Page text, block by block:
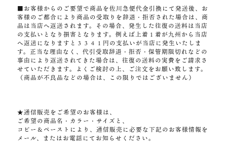
■お客様からのご要望で商品を佐川急便代金引換にて発送後、お
客様のご都合により商品の受取りを辞退・拒否された場合は、商
品は当店へ返送されます。その場合、発生した往復の送料は当店
の支払いとなり損害となります。例えば上着１着が九州から当店
へ返送になりますと３３４１円の支払いが当店に発生いたしま
す。正当な理由なく、代引受取辞退・拒否・保管期限切れなどの
事由により返送されてきた場合は、往復の送料の実費をご請求さ
せていただきます。よくご検討の上、ご注文をお願い致します。
（商品が不良品などの場合は、この限りではございません）
★通信販売をご希望のお客様は、
ご希望の商品名・カラー・サイズと、
コピー＆ペーストにより、通信販売に必要な下記のお客様情報を
メール、またはお電話にてお知らせください。